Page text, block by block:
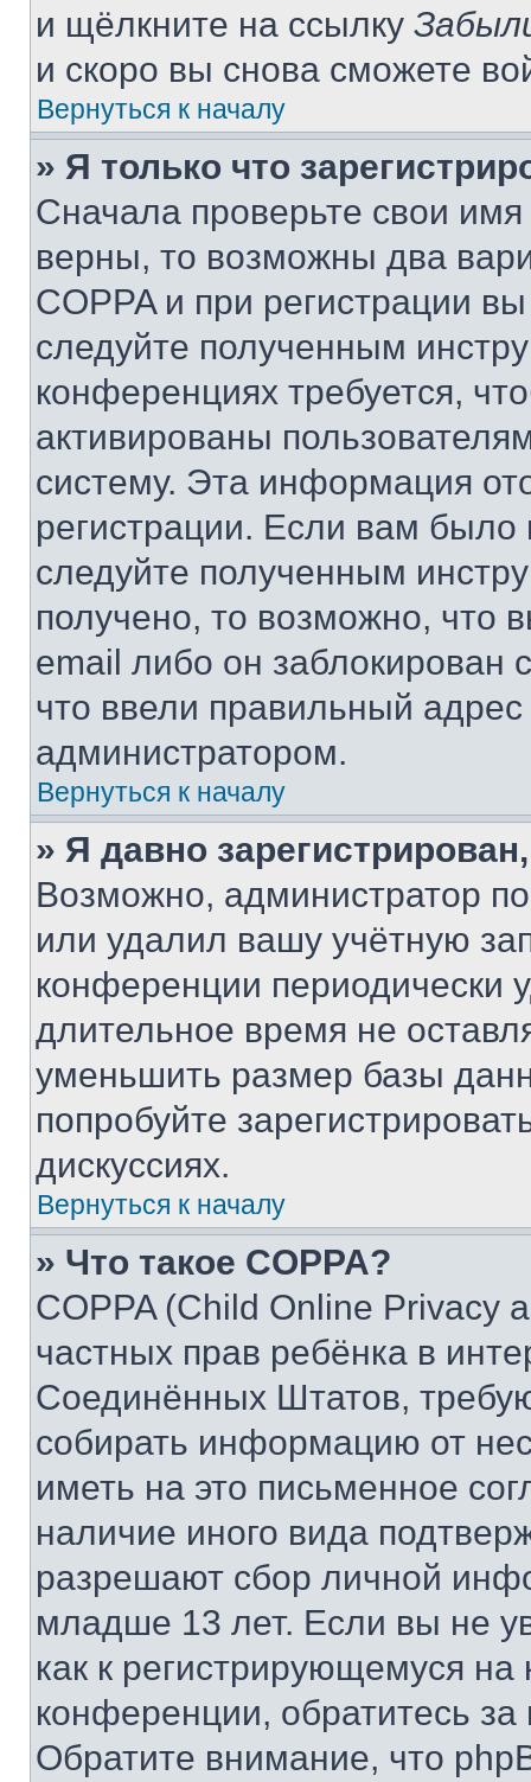
и щёлкните на ссылку
и скоро вы снова сможете
Вернуться к началу
» Я только что
Сначала проверьте свои
верны, то возможны два
COPPA и при регистрации
следуйте полученным
конференциях требуется,
активированы
систему. Эта информация
регистрации. Если вам
следуйте полученным
получено, то возможно, что
email либо он
что ввели правильный адрес
администратором.
Вернуться к началу
» Я давно
Возможно, администратор
или удалил вашу учётную
конференции периодически
длительное время не
уменьшить размер базы
попробуйте
дискуссиях.
Вернуться к началу
» Что такое COPPA?
COPPA (Child Online Privacy
частных прав ребёнка в
Соединённых Штатов,
собирать информацию от
иметь на это письменное
наличие иного вида
разрешают сбор личной
младше 13 лет. Если вы не
как к регистрирующемуся
конференции, обратитесь
Обратите внимание, что